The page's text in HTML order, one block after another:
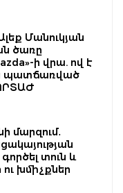
Մանուկյան
ծառը
ի վրա. ով է
պատճառված
մարզում․
տուն և
խմիչքներ